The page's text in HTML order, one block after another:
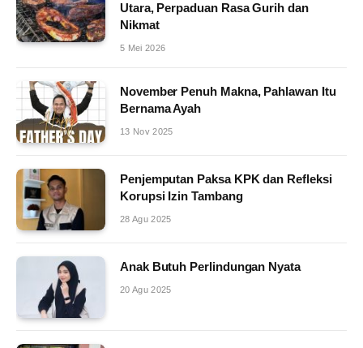
Utara, Perpaduan Rasa Gurih dan
Nikmat
5 Mei 2026
November Penuh Makna, Pahlawan Itu
Bernama Ayah
13 Nov 2025
Penjemputan Paksa KPK dan Refleksi
Korupsi Izin Tambang
28 Agu 2025
Anak Butuh Perlindungan Nyata
20 Agu 2025